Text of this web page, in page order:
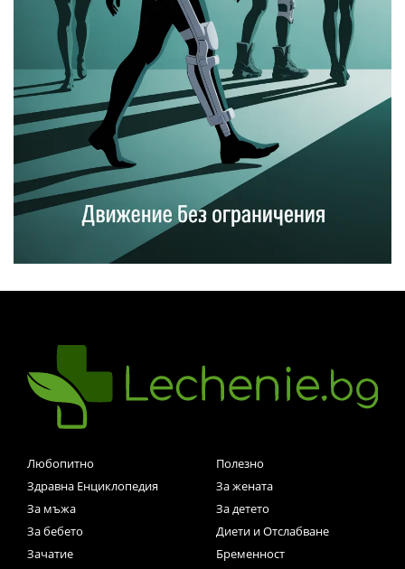
Любопитно
Полезно
Здравна Енциклопедия
За жената
За мъжа
За детето
За бебето
Диети и Отслабване
Зачатие
Бременност